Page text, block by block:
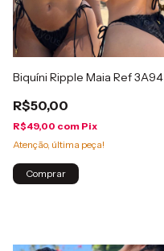
Biquíni Ripple Maia Ref 3A94
R$50,00
R$49,00 com Pix
Atenção, última peça!
Comprar